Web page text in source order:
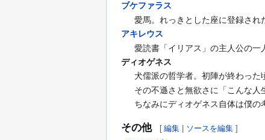
ブケファラス
愛馬。れっきとした座に登録され
アキレウス
愛読書「イリアス」の主人公の一
ディオゲネス
犬儒派の哲学者。初陣が終わった
その不遜さと無欲さに「こんな人
ちなみにディオゲネス自体は僕
その他 [ 編集 | ソースを編集 ]